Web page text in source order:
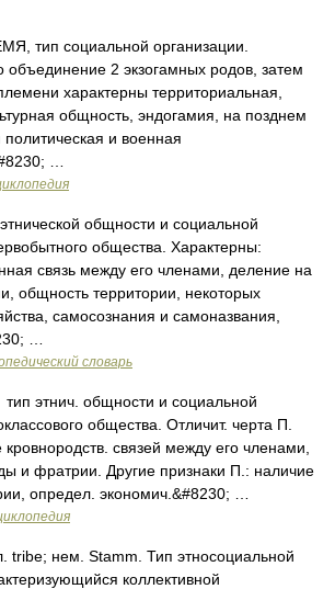
тип социальной организации.
объединение 2 экзогамных родов, затем
характерны территориальная,
общность, эндогамия, на позднем
политическая и военная
…
общности и социальной
общества. Характерны:
связь между его членами, деление на
общность территории, некоторых
самосознания и самоназвания,
…
словарь
общности и социальной
общества. Отличит. черта П.
связей между его членами,
и фратрии. Другие признаки П.: наличие
определ. экономич.&#8230; …
tribe; нем. Stamm. Тип этносоциальной
коллективной